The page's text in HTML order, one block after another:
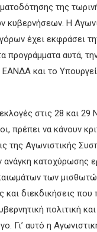
της
κυβερνήσεων. Η
έχει εκφράσει
προγράμματα αυτά,
και το
στις 28 και 29
πρέπει να κάνουν
της Αγωνιστικής
ανάγκη κατοχύρωσης
των
και διεκδικήσεις που
πολιτική
Γι’ αυτό η